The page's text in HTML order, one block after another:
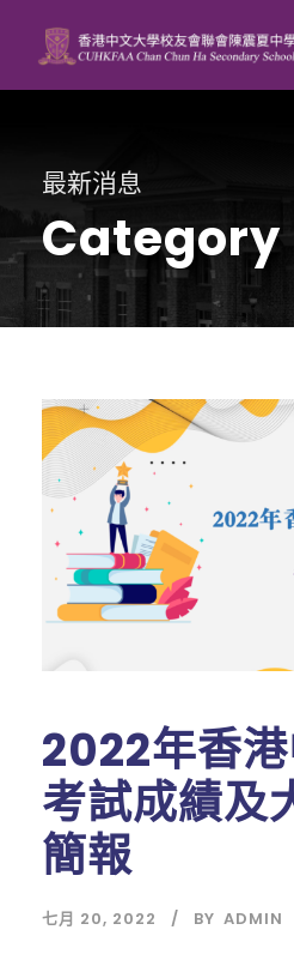
最新消息
Category
2022年香
考試成績及
簡報
七月 20, 2022 BY ADMIN